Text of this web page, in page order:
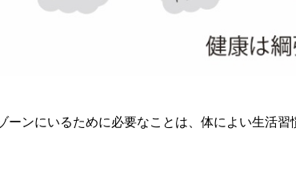
ーンにいるために必要なことは、体によい生活習